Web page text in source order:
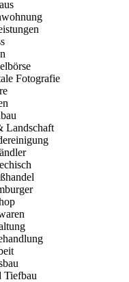
Fotografie
Landschaft
Tiefbau